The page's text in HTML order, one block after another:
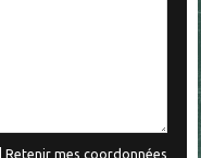
Retenir mes coordonnées